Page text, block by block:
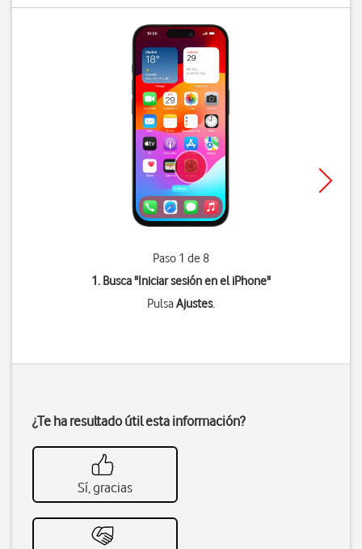
Paso 1 de 8
1. Busca "Iniciar sesión en el iPhone"
PulsaAjustes.
¿Te ha resultado útil esta información?
Sí, gracias